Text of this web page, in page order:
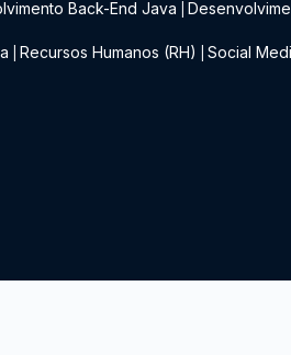
Back-End Java
Recursos Humanos (RH) Social